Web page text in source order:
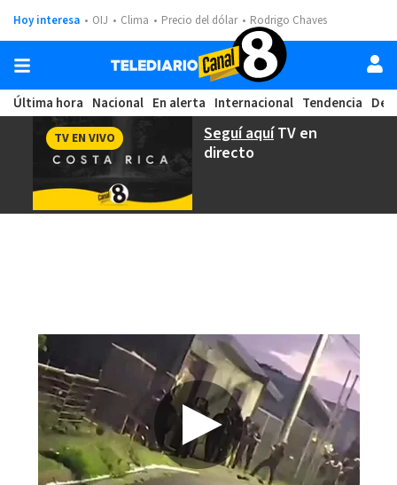
Hoy interesa OIJ Clima Precio del dólar Rodrigo Chaves
Última hora Nacional En alerta Internacional Tendencia
Seguí aquíTV en
directo
TV EN VIVO